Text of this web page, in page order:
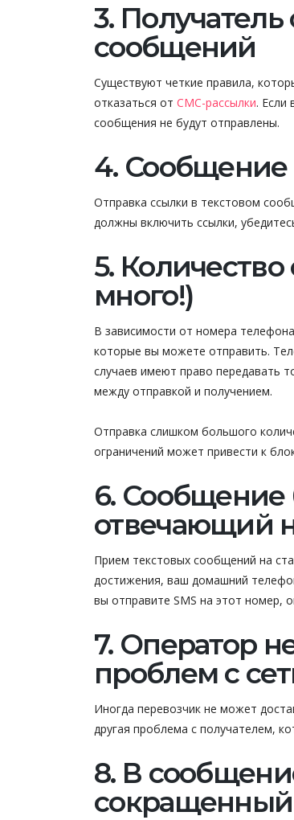
3. Получатель
сообщений
Существуют четкие правила,
отказаться от СМС-рассылки. Если
сообщения не будут отправлены.
4. Сообщение
Отправка ссылки в текстовом
должны включить ссылки,
5.
много!)
В зависимости от номера
которые вы можете отправить.
случаев имеют право передавать
между отправкой и получением.
Отправка слишком большого
ограничений может привести к
6. Сообщение
отвечающий
Прием текстовых сообщений на
достижения, ваш домашний
вы отправите SMS на этот номер,
7. Оператор
проблем с
Иногда перевозчик не может
другая проблема с получателем,
8. В
сокращенный